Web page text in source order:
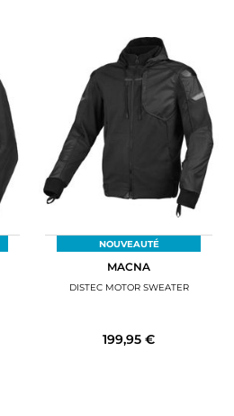
NOUVEAUTÉ
MACNA
DISTEC MOTOR SWEATER
199,95 €